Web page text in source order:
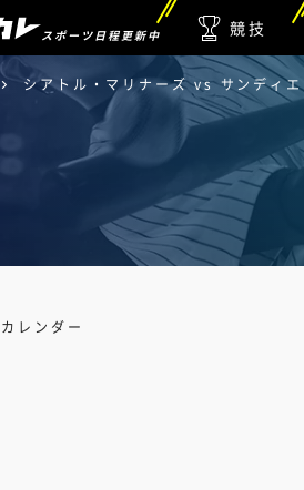
スポーツ日程更新中 競技
シアトル・マリナーズ vs サンディエ
レンダー